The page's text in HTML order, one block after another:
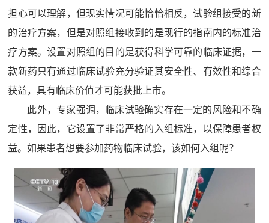
担心可以理解，但现实情况可能恰恰相反，试验组接受的新
的治疗方案，但是对照组接收到的是现行的指南内的标准治
疗方案。设置对照组的目的是获得科学可靠的临床证据，一
款新药只有通过临床试验充分验证其安全性、有效性和综合
获益，具有临床价值才可能获批上市。
此外，专家强调，临床试验确实存在一定的风险和不确
定性，因此，它设置了非常严格的入组标准，以保障患者权
益。如果患者想要参加药物临床试验，该如何入组呢？